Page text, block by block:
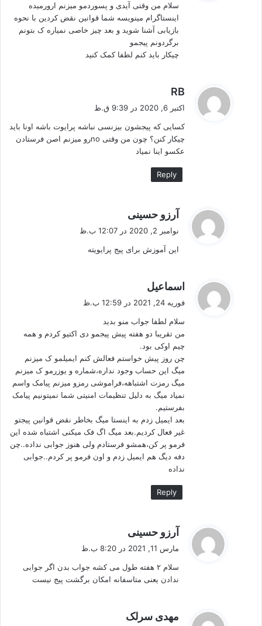
:
سلام من وقتی آیدی و پسوردمو میزنم ارورمیده
اینستاگرام مینویسه شما قوانین نقض کردین با نحوه
بازیابی آشنا شوید و بعد چیز خاصی نمیاره ک بتونم
برگردونم پیجمو
چیکار باید کنم لطفا کمک کنید
RB
:
اکتبر 6, 2020 در 9:39 ق.ظ
کسایی که پیجشون بیزنسی نباشه پرایوت باشه اونا باید
چیکار کنن؟ چون من وقتی noرو میزنم اصن فرستادن
عکسو اینا نمیاد
Reply
آرزو حسینی
:
نوامبر 2, 2020 در 12:07 ب.ظ
این آموزش برای پیج پرایویته
اسماعیل
ف
:
فوریه 24, 2021 در 12:59 ب.ظ
سلام لطفا جواب منو بدید
من تقریبا دو هفته پیش پیجمو دی اکتیو کردم و همه
چیم اوکی بود.
چن روز پیش خواستم فعالش کنم ایمیلمو ک میزنم
میگ این حساب وجود نداره،شماره و یوزرمو ک میزنم
میگ رمزت اشتباهه،فراموشی رمزو میزنم پیامک واسم
نمیاد میگ به دلیل تنظیمات امنیتی شما نمیتونیم پیامک
بفرستیم.
بعد ایمیل زدم به اینستا میگ بخاطر نقض قوانین پیجتو
غیر فعال کردیم.بعد میگ اگ فک میکنی اشتباه شده این
فرمو پر کن،همشو فرستادم ولی هنوز جوابی نداده..چن
دفه دیگ هم ایمیل زدم و اون فرمو پر کردم..جوابی
نداده
Reply
آرزو حسینی
:
مارس 11, 2021 در 8:20 ب.ظ
سلام ۲ هفته طول می کشه جواب بدن اگر جوابی
ندادن یعنی متاسفانه امکان برگشت پیج نیست
مهدی سرلک